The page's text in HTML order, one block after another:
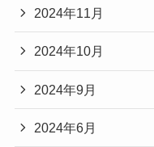
2024年11月
2024年10月
2024年9月
2024年6月